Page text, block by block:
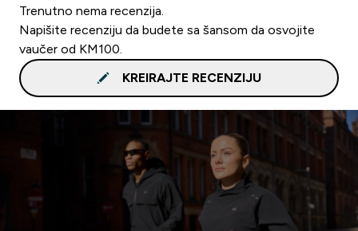
Trenutno nema recenzija.
Napišite recenziju da budete sa šansom da osvojite
vaučer od KM100.
KREIRAJTE RECENZIJU